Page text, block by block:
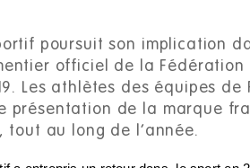
poursuit son implication
officiel de la
Les athlètes des équipes
présentation de la marque
tout au long de l’année.